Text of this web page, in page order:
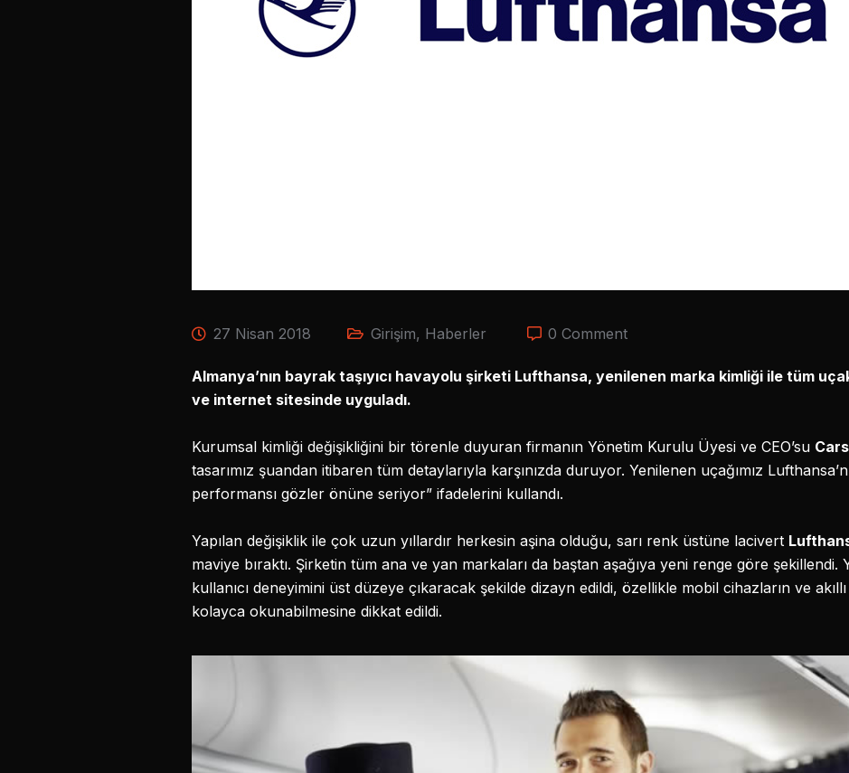
27 Nisan 2018 Girişim, Haberler 0 Comment
Almanya’nın bayrak taşıyıcı havayolu şirketi Lufthansa, yenilenen marka kimliği ile tüm
ve internet sitesinde uyguladı.
Kurumsal kimliği değişikliğini bir törenle duyuran firmanın Yönetim Kurulu Üyesi ve CEO’su
tasarımız şuandan itibaren tüm detaylarıyla karşınızda duruyor. Yenilenen uçağımız
performansı gözler önüne seriyor” ifadelerini kullandı.
Yapılan değişiklik ile çok uzun yıllardır herkesin aşina olduğu, sarı renk üstüne lacivert
maviye bıraktı. Şirketin tüm ana ve yan markaları da baştan aşağıya yeni renge göre şekillendi.
kullanıcı deneyimini üst düzeye çıkaracak şekilde dizayn edildi, özellikle mobil cihazların ve
kolayca okunabilmesine dikkat edildi.